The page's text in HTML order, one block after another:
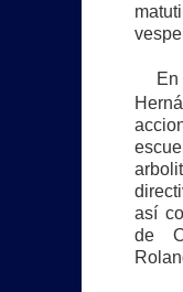
así
de